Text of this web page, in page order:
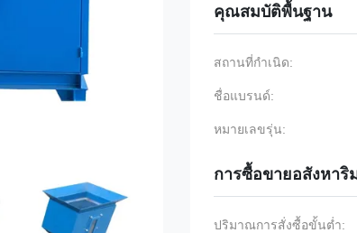
คุณสมบัติพื้นฐาน
สถานที่กำเนิด:
ชื่อแบรนด์:
หมายเลขรุ่น:
การซื้อขายอสังหาริ
ปริมาณการสั่งซื้อขั้นต่ำ: